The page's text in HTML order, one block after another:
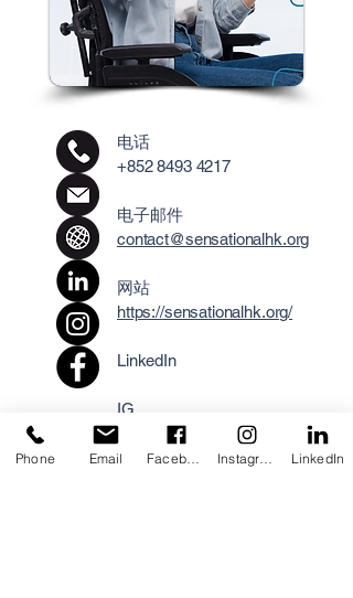
电话
+852 8493 4217
电子邮件
contact@sensationalhk.org
网站
https://sensationalhk.org/
LinkedIn
IG
Facebook
Phone Email LinkedIn